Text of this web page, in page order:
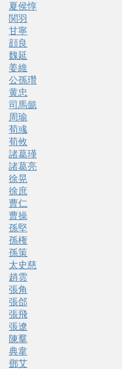
夏侯惇
関羽
甘寧
顔良
魏延
姜維
公孫瓚
黄忠
司馬懿
周瑜
荀彧
荀攸
諸葛瑾
諸葛亮
徐晃
徐庶
曹仁
曹操
孫堅
孫権
孫策
太史慈
趙雲
張角
張郃
張飛
張遼
陳羣
典韋
鄧艾